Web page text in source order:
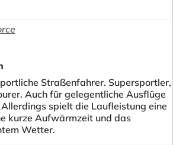
Straßenfahrer. Supersportler,
Auch für gelegentliche Ausflüge
spielt die Laufleistung eine
kurze Aufwärmzeit und das
Wetter.